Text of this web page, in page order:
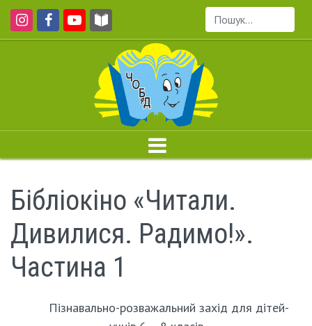
Пошук...
Бібліокіно «Читали.
Дивилися. Радимо!».
Частина 1
Пізнавально-розважальний захід для дітей-